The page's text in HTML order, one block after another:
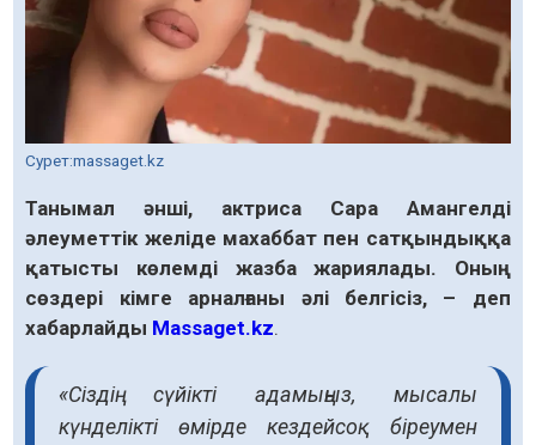
Сурет:massaget.kz
Танымал әнші, актриса Сара Амангелді
әлеуметтік желіде махаббат пен сатқындыққа
қатысты көлемді жазба жариялады. Оның
сөздері кімге арналғаны әлі белгісіз, – деп
хабарлайды Massaget.kz.
«Сіздің сүйікті адамыңыз, мысалы
күнделікті өмірде кездейсоқ біреумен